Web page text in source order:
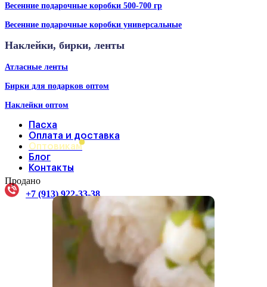
Весенние подарочные коробки 500-700 гр
Весенние подарочные коробки универсальные
Наклейки, бирки, ленты
Атласные ленты
Бирки для подарков оптом
Наклейки оптом
Пасха
Оплата и доставка
Оптовикам
Блог
Контакты
+7 (913) 922-33-38
Продано